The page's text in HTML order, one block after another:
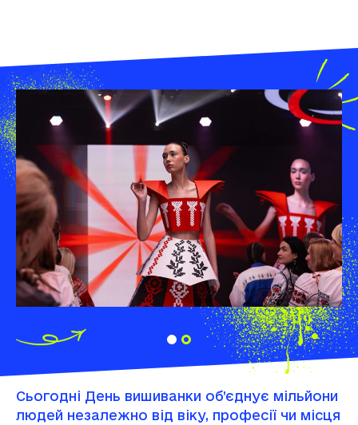
Сьогодні День вишиванки об’єднує мільйони
людей незалежно від віку, професії чи місця